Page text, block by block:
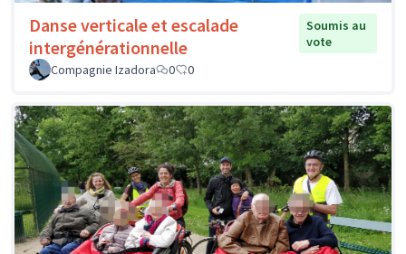
Danse verticale et escalade
intergénérationnelle
Soumis au
vote
Compagnie Izadora
0 0